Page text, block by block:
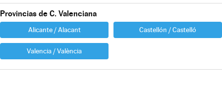
Provincias de C. Valenciana
Alicante / Alacant Castellón / Castelló
Valencia / València